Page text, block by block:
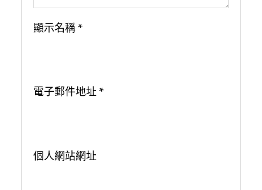
顯示名稱 *
電子郵件地址 *
個人網站網址